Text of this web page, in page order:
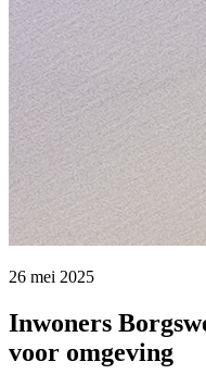
26 mei 2025
Inwoners
voor omgeving